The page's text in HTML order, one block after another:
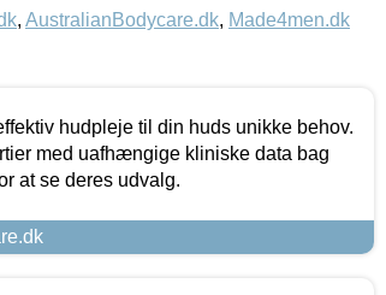
, AustralianBodycare.dk, Made4men.dk
hudpleje til din huds unikke behov.
med uafhængige kliniske data bag
at se deres udvalg.